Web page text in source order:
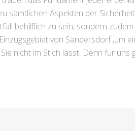
sämtlichen Aspekten der
behilflich zu sein, sondern
von Sandersdorf ,um
nicht im Stich lässt. Denn für